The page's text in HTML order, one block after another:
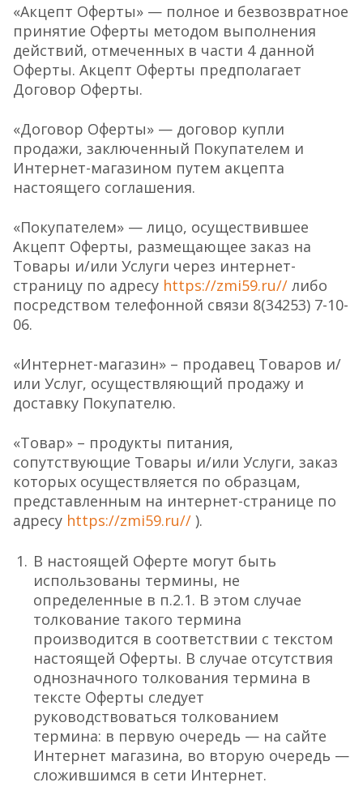
«Акцепт Оферты» — полное и безвозвратное
принятие Оферты методом выполнения
действий, отмеченных в части 4 данной
Оферты. Акцепт Оферты предполагает
Договор Оферты.
«Договор Оферты» — договор купли
продажи, заключенный Покупателем и
Интернет-магазином путем акцепта
настоящего соглашения.
«Покупателем» — лицо, осуществившее
Акцепт Оферты, размещающее заказ на
Товары и/или Услуги через интернет-
страницу по адресу https://zmi59.ru// либо
посредством телефонной связи 8(34253) 7-10-
06.
«Интернет-магазин» – продавец Товаров и/
или Услуг, осуществляющий продажу и
доставку Покупателю.
«Товар» – продукты питания,
сопутствующие Товары и/или Услуги, заказ
которых осуществляется по образцам,
представленным на интернет-странице по
адресу https://zmi59.ru// ).
В настоящей Оферте могут быть
использованы термины, не
определенные в п.2.1. В этом случае
толкование такого термина
производится в соответствии с текстом
настоящей Оферты. В случае отсутствия
однозначного толкования термина в
тексте Оферты следует
руководствоваться толкованием
термина: в первую очередь — на сайте
Интернет магазина, во вторую очередь —
сложившимся в сети Интернет.